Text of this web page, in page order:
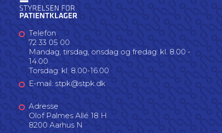
Telefon
72 33 05 00
Mandag, tirsdag, onsdag og fredag: kl. 8.00 -
14.00
Torsdag: kl. 8.00-16.00
E-mail: stpk@stpk.dk
Adresse
Olof Palmes Allé 18 H
8200 Aarhus N